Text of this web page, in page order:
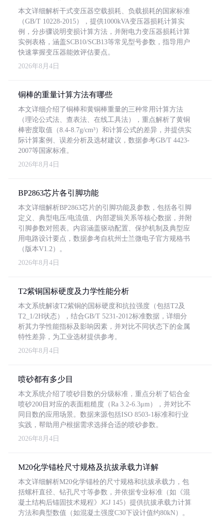
本文详细解析干式变压器空载损耗、负载损耗的国家标准
（GB/T 10228-2015），提供1000kVA变压器损耗计算实
例，分步骤说明变损计算方法，并附电力变压器损耗计算
实例表格，涵盖SCB10/SCB13等常见型号参数，指导用户
快速掌握变压器能效评估要点。
2026年8月4日
铜棒的重量计算方法有哪些
本文详细介绍了铜棒和黄铜棒重量的三种常用计算方法
（理论公式法、查表法、在线工具法），重点解析了黄铜
棒密度取值（8.4-8.7g/cm³）和计算公式的差异，并提供实
际计算案例、误差分析及选材建议，数据参考GB/T 4423-
2007等国家标准。
2026年8月4日
BP2863芯片各引脚功能
本文详细解析BP2863芯片的引脚功能及参数，包括各引脚
定义、典型电压/电流值、内部逻辑关系等核心数据，并附
引脚参数对照表。内容涵盖驱动配置、保护机制及典型应
用电路设计要点，数据参考自杭州士兰微电子官方规格书
（版本V1.2）。
2026年8月4日
T2紫铜国标硬度及力学性能分析
本文系统解读T2紫铜的国标硬度和抗拉强度（包括T2及
T2_1/2H状态），结合GB/T 5231-2012标准数据，详细分
析其力学性能指标及影响因素，并对比不同状态下的金属
特性差异，为工业选材提供参考。
2026年8月4日
喷砂都有多少目
本文系统介绍了喷砂目数的分级标准，重点分析了铝合金
喷砂200目对应的表面粗糙度（Ra 3.2-6.3μm），并对比不
同目数的应用场景。数据来源包括ISO 8503-1标准和行业
实践，帮助用户根据需求选择合适的喷砂参数。
2026年8月4日
M20化学锚栓尺寸规格及抗拔承载力详解
本文详细解析M20化学锚栓的尺寸规格和抗拔承载力，包
括螺杆直径、钻孔尺寸等参数，并依据专业标准（如《混
凝土结构后锚固技术规程》JGJ 145）提供抗拔承载力计算
方法和典型数值（如混凝土强度C30下设计值约80kN）。